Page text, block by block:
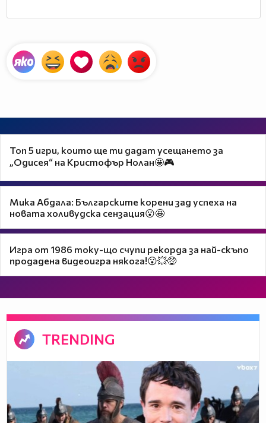
Топ 5 игри, които ще ти дадат усещането за
„Одисея“ на Кристофър Нолан🤩🎮
Мика Абдала: Българските корени зад успеха на
новата холивудска сензация😮🤩
Игра от 1986 току-що счупи рекорда за най-скъпо
продадена видеоигра някога!😮💥🤑
TRENDING